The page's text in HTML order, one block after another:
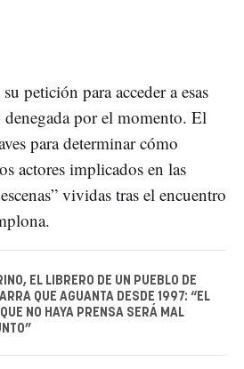
petición para acceder a esas
denegada por el momento. El
para determinar cómo
actores implicados en las
vividas tras el encuentro
EL LIBRERO DE UN PUEBLO DE
QUE AGUANTA DESDE 1997: “EL
NO HAYA PRENSA SERÁ MAL